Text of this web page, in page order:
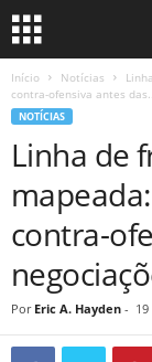
Início Notícias
contra-ofensiva antes
NOTÍCIAS
Linha de
contra-
Por Eric A. Hayden -